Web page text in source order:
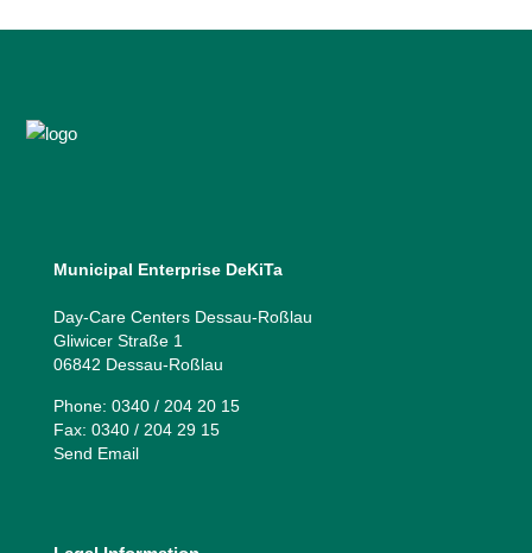
Municipal Enterprise DeKiTa
Day-Care Centers Dessau-Roßlau
Gliwicer Straße 1
06842 Dessau-Roßlau
Phone: 0340 / 204 20 15
Fax: 0340 / 204 29 15
Send Email